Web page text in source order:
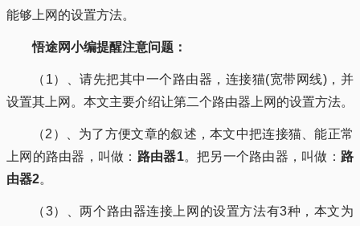
能够上网的设置方法。
悟途网小编提醒注意问题：
（1）、请先把其中一个路由器，连接猫(宽带网线)，并
设置其上网。本文主要介绍让第二个路由器上网的设置方法。
（2）、为了方便文章的叙述，本文中把连接猫、能正常
上网的路由器，叫做： 路由器1。把另一个路由器，叫做： 路
由器2。
（3）、两个路由器连接上网的设置方法有3种，本文为